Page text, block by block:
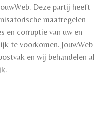
Deze partij heeft
maatregelen
en corruptie van uw en
te voorkomen. JouwWeb
en wij behandelen al